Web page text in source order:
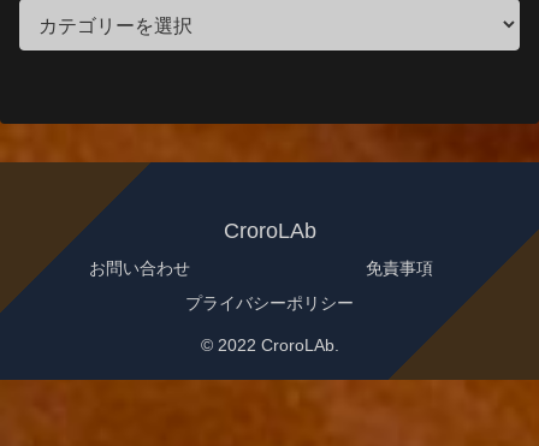
CroroLAb
お問い合わせ
免責事項
プライバシーポリシー
© 2022 CroroLAb.